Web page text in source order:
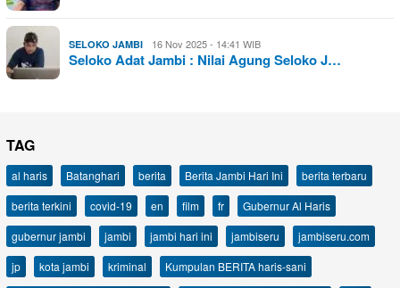
SELOKO JAMBI 16 Nov 2025 - 14:41 WIB
Seloko Adat Jambi : Nilai Agung Seloko J…
TAG
al haris Batanghari berita Berita Jambi Hari Ini
berita terbaru
berita terkini
covid-19 en film fr
Gubernur Al Haris
gubernur jambi
jambi jambi hari ini jambiseru
jambiseru.com
jp
kota jambi kriminal
Kumpulan BERITA haris-sani